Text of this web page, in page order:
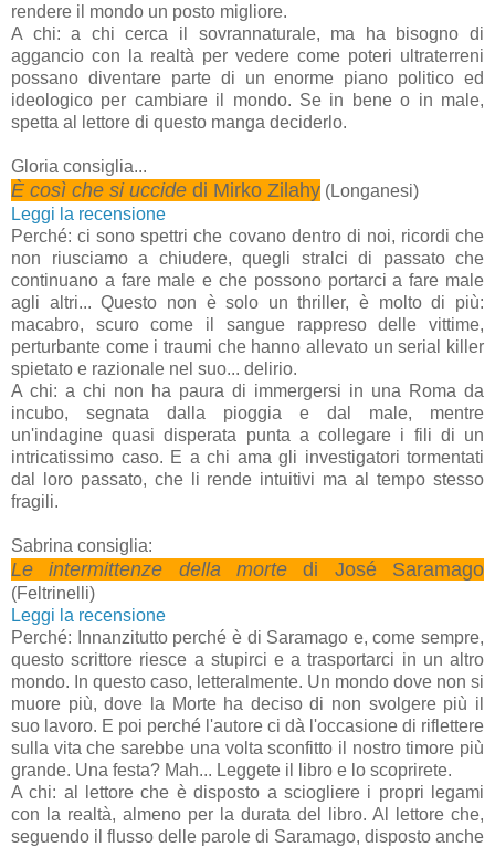
rendere il mondo un posto migliore.
A chi: a chi cerca il sovrannaturale, ma ha bisogno di
aggancio con la realtà per vedere come poteri ultraterreni
possano diventare parte di un enorme piano politico ed
ideologico per cambiare il mondo. Se in bene o in male,
spetta al lettore di questo manga deciderlo.
Gloria consiglia...
È così che si uccide di Mirko Zilahy (Longanesi)
Leggi la recensione
Perché: ci sono spettri che covano dentro di noi, ricordi che
non riusciamo a chiudere, quegli stralci di passato che
continuano a fare male e che possono portarci a fare male
agli altri... Questo non è solo un thriller, è molto di più:
macabro, scuro come il sangue rappreso delle vittime,
perturbante come i traumi che hanno allevato un serial killer
spietato e razionale nel suo... delirio.
A chi: a chi non ha paura di immergersi in una Roma da
incubo, segnata dalla pioggia e dal male, mentre
un'indagine quasi disperata punta a collegare i fili di un
intricatissimo caso. E a chi ama gli investigatori tormentati
dal loro passato, che li rende intuitivi ma al tempo stesso
fragili.
Sabrina consiglia:
Le intermittenze della morte di José Saramago
(Feltrinelli)
Leggi la recensione
Perché:
Innanzitutto perché è di Saramago e, come sempre,
questo scrittore riesce a stupirci e a trasportarci in un altro
mondo. In questo caso, letteralmente. Un mondo dove non si
muore più, dove la Morte ha deciso di non svolgere più il
suo lavoro. E poi perché l'autore ci dà l'occasione di riflettere
sulla vita che sarebbe una volta sconfitto il nostro timore più
grande. Una festa? Mah... Leggete il libro e lo scoprirete.
A chi: al lettore che è disposto a sciogliere i propri legami
con la realtà, almeno per la durata del libro. Al lettore che,
seguendo il flusso delle parole di Saramago, disposto anche